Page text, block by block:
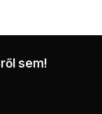
sem!